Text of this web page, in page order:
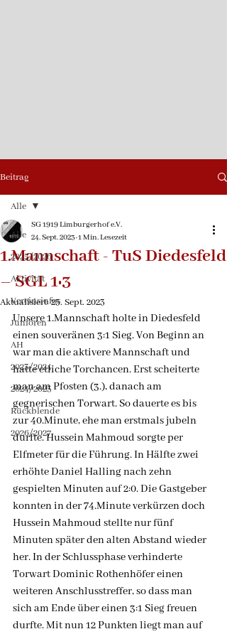
Beitrag
Alle
2025/2026
Aktivität
Vereinsinfos
Junioren
AH
2023/2024
2024/2025
Rückblende
2026/2027
Alle
1.Mannschaft - TuS Diedesfeld
– SGL 1:3
SG 1919 Limburgerhof e.V.
24. Sept. 2023 1 Min. Lesezeit
Aktualisiert:25. Sept. 2023
Unsere 1.Mannschaft holte in Diedesfeld
einen souveränen 3:1 Sieg. Von Beginn an
war man die aktivere Mannschaft und
hatte etliche Torchancen. Erst scheiterte
man am Pfosten (3.), danach am
gegnerischen Torwart. So dauerte es bis
zur 40.Minute, ehe man erstmals jubeln
durfte. Hussein Mahmoud sorgte per
Elfmeter für die Führung. In Hälfte zwei
erhöhte Daniel Halling nach zehn
gespielten Minuten auf 2:0. Die Gastgeber
konnten in der 74.Minute verkürzen doch
Hussein Mahmoud stellte nur fünf
Minuten später den alten Abstand wieder
her. In der Schlussphase verhinderte
Torwart Dominic Rothenhöfer einen
weiteren Anschlusstreffer, so dass man
sich am Ende über einen 3:1 Sieg freuen
durfte. Mit nun 12 Punkten liegt man auf